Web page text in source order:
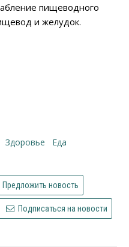
пищеводного
и желудок.
здоровье еда
Предложить новость
Подписаться на новости